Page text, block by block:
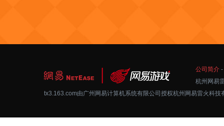
公司简介 -
杭州网易
tx3.163.com由广州网易计算机系统有限公司授权杭州网易雷火科技